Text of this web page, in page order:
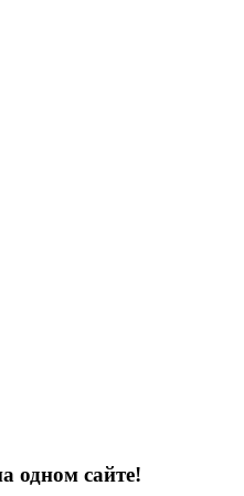
одном сайте!